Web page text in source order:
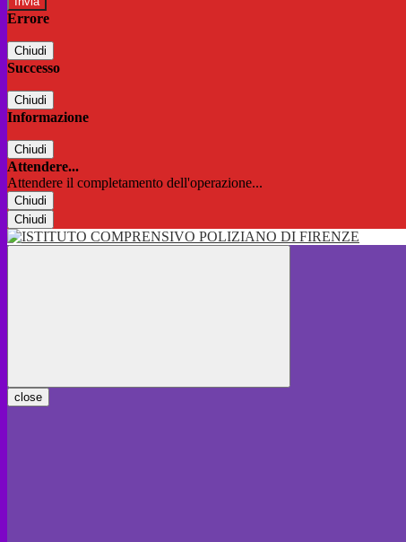
Errore
Chiudi
Successo
Chiudi
Informazione
Chiudi
Attendere...
Attendere il completamento dell'operazione...
Chiudi
Chiudi
close